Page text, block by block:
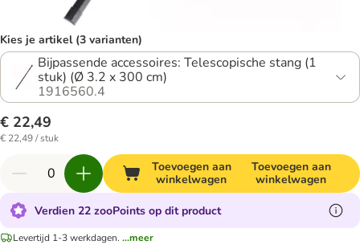
Kies je artikel (3 varianten)
Bijpassende accessoires: Telescopische stang (1
stuk) (Ø 3.2 x 300 cm)
1916560.4
€ 22,49
€ 22,49 / stuk
Toevoegen aan
winkelwagen
Toevoegen aan
winkelwagen
Verdien 22 zooPoints op dit product
Levertijd 1-3 werkdagen. ...meer